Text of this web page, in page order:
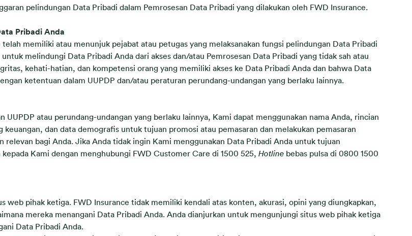
pelindungan Data Pribadi dalam Pemrosesan Data Pribadi yang dilakukan oleh FWD Insurance.
Pribadi Anda
memiliki atau menunjuk pejabat atau petugas yang melaksanakan fungsi pelindungan Data Pribadi
melindungi Data Pribadi Anda dari akses dan/atau Pemrosesan Data Pribadi yang tidak sah atau
kehati-hatian, dan kompetensi orang yang memiliki akses ke Data Pribadi Anda dan bahwa Data
ketentuan dalam UUPDP dan/atau peraturan perundang-undangan yang berlaku lainnya.
UUPDP atau perundang-undangan yang berlaku lainnya, Kami dapat menggunakan nama Anda, rincian
dan data demografis untuk tujuan promosi atau pemasaran dan melakukan pemasaran
relevan bagi Anda. Jika Anda tidak ingin Kami menggunakan Data Pribadi Anda untuk tujuan
Kami dengan menghubungi FWD Customer Care di 1500 525, Hotline bebas pulsa di 0800 1500
web pihak ketiga. FWD Insurance tidak memiliki kendali atas konten, akurasi, opini yang diungkapkan,
mereka menangani Data Pribadi Anda. Anda dianjurkan untuk mengunjungi situs web pihak ketiga
Data Pribadi Anda.